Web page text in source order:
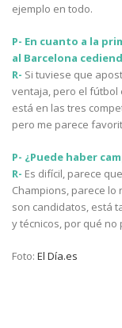
ejemplo en todo.
P- En cuanto a la
al Barcelona
R- Si tuviese que
ventaja, pero el fútbol
está en las tres
pero me parece
P- ¿Puede haber
R- Es difícil, parece
Champions, parece
son candidatos, está
y técnicos, por qué
Foto: El Día.es